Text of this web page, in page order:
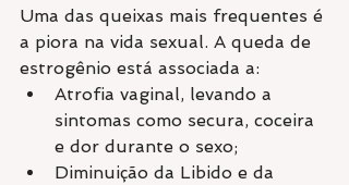
Uma das queixas mais frequentes é
a piora na vida sexual. A queda de
estrogênio está associada a:
Atrofia vaginal, levando a
sintomas como secura, coceira
e dor durante o sexo;
Diminuição da Libido e da